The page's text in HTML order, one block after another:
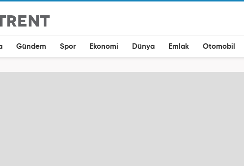
Gündem Spor Ekonomi Dünya Emlak Otomobil